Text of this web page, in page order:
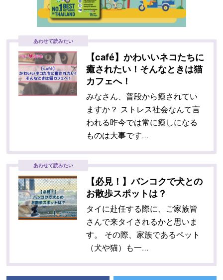
あわせて読みたい
【café】かわいいネコたちに
癒されたい！そんなときは猫
カフェへ！
みなさん、普段から癒されてい
ますか？ ストレス社会なんて言
われる昨今では常に癒しになる
ものは大事です…
あわせて読みたい
【必見！】バンコクで犬との
お散歩スポットは？
タイに赴任する際に、ご家族皆
さんで来タイされるかと思いま
す。 その際、家族であるペット
（犬や猫）も一…